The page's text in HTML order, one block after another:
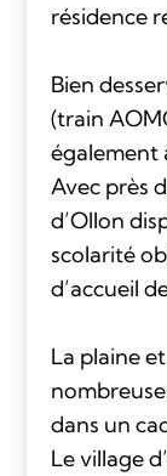
résidence
Bien
(train
également
Avec près
d’Ollon
scolarité
d’accueil
La plaine
dans un
Le village